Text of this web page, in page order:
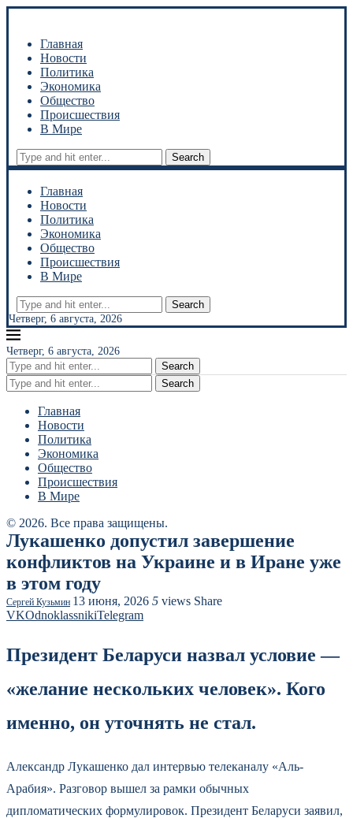
Главная
Новости
Политика
Экономика
Общество
Происшествия
В Мире
Search
Главная
Новости
Политика
Экономика
Общество
Происшествия
В Мире
Search
Четверг, 6 августа, 2026
Четверг, 6 августа, 2026
Search
Search
Главная
Новости
Политика
Экономика
Общество
Происшествия
В Мире
© 2026. Все права защищены.
Лукашенко допустил завершение
конфликтов на Украине и в Иране уже
в этом году
Сергей Кузьмин 13 июня, 2026 5 views Share
VKOdnoklassnikiTelegram
Президент Беларуси назвал условие —
«желание нескольких человек». Кого
именно, он уточнять не стал.
Александр Лукашенко дал интервью телеканалу «Аль-
Арабия». Разговор вышел за рамки обычных
дипломатических формулировок. Президент Беларуси заявил,